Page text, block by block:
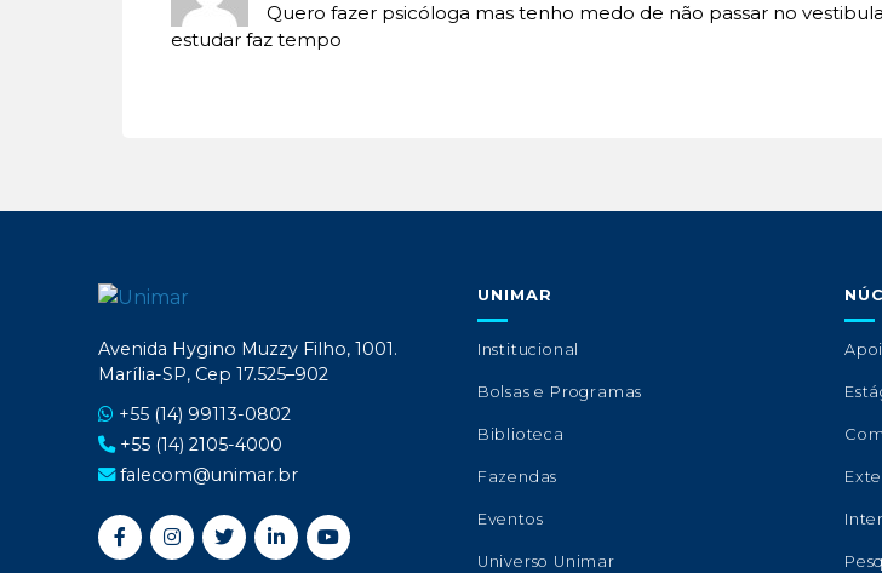
Quero fazer psicóloga mas tenho medo de não passar no
estudar faz tempo
Avenida Hygino Muzzy Filho, 1001.
Marília-SP, Cep 17.525–902
+55 (14) 99113-0802
+55 (14) 2105-4000
falecom@unimar.br
UNIMAR
Institucional
Bolsas e Programas
Biblioteca
Fazendas
Eventos
Universo Unimar